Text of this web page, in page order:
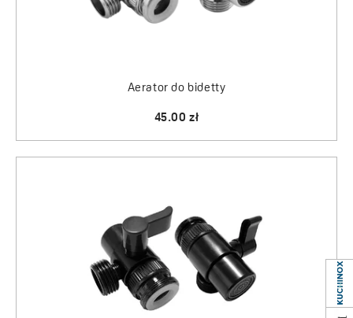
Aerator do bidetty
45.00 zł